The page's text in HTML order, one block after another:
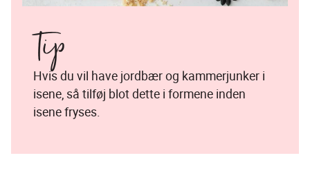
Tip
Hvis du vil have jordbær og kammerjunker i
isene, så tilføj blot dette i formene inden
isene fryses.